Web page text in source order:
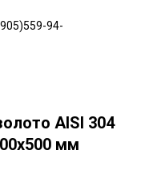
94-
AISI 304
мм